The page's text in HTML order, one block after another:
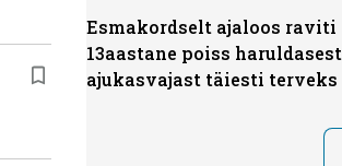
Esmakordselt ajaloos raviti
13aastane poiss haruldasest
ajukasvajast täiesti terveks